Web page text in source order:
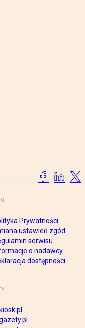
Prywatności
ustawień zgód
serwisu
o nadawcy
dostępności